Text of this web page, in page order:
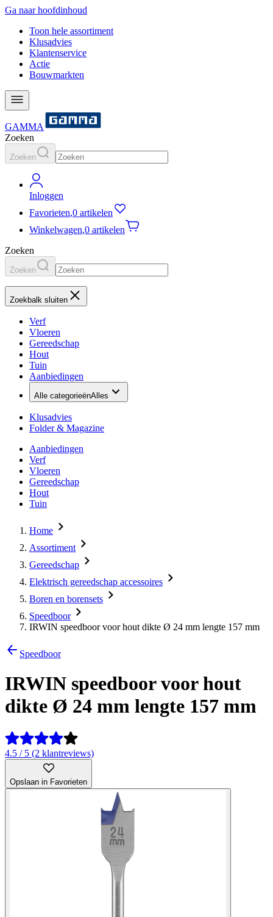
Ga naar hoofdinhoud
Toon hele assortiment
Klusadvies
Klantenservice
Actie
Bouwmarkten
GAMMA
Zoeken
Zoeken
Inloggen
Favorieten,0 artikelen
Winkelwagen,0 artikelen
Zoeken
Zoeken
Zoekbalk sluiten
Verf
Vloeren
Gereedschap
Hout
Tuin
Aanbiedingen
Alle categorieënAlles
Klusadvies
Folder & Magazine
Aanbiedingen
Verf
Vloeren
Gereedschap
Hout
Tuin
Home
Assortiment
Gereedschap
Elektrisch gereedschap accessoires
Boren en borensets
Speedboor
IRWIN speedboor voor hout dikte Ø 24 mm lengte 157 mm
Speedboor
IRWIN speedboor voor hout
dikte Ø 24 mm lengte 157 mm
4.5 / 5 (2 klantreviews)
Opslaan in Favorieten